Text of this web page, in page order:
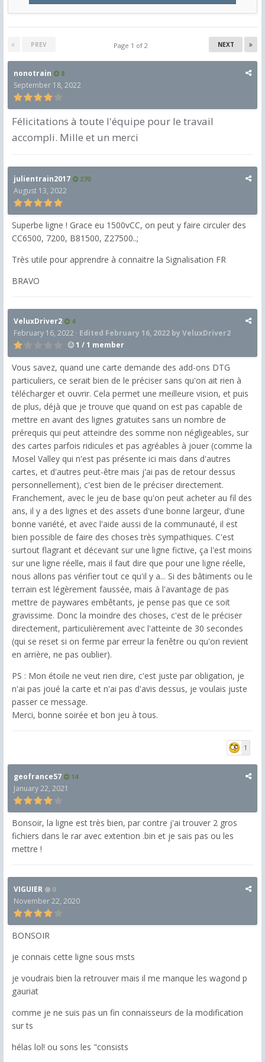
PREV NEXT
Page 1 of 2
nonotrain 8
September 18, 2022
Félicitations à toute l'équipe pour le travail
accompli. Mille et un merci
julientrain2017 270
August 13, 2022
Superbe ligne ! Grace eu 1500vCC, on peut y faire circuler des
CC6500, 7200, B81500, Z27500..;
Très utile pour apprendre à connaitre la Signalisation FR
BRAVO
VeluxDriver2 4
February 16, 2022 · Edited February 16, 2022 by VeluxDriver2
1 / 1 member
Vous savez, quand une carte demande des add-ons DTG
particuliers, ce serait bien de le préciser sans qu'on ait rien à
télécharger et ouvrir. Cela permet une meilleure vision, et puis
de plus, déjà que je trouve que quand on est pas capable de
mettre en avant des lignes gratuites sans un nombre de
prérequis qui peut atteindre des somme non négligeables, sur
des cartes parfois ridicules et pas agréables à jouer (comme la
Mosel Valley qui n'est pas présente ici mais dans d'autres
cartes, et d'autres peut-être mais j'ai pas de retour dessus
personnellement), c'est bien de le préciser directement.
Franchement, avec le jeu de base qu'on peut acheter au fil des
ans, il y a des lignes et des assets d'une bonne largeur, d'une
bonne variété, et avec l'aide aussi de la communauté, il est
bien possible de faire des choses très sympathiques. C'est
surtout flagrant et décevant sur une ligne fictive, ça l'est moins
sur une ligne réelle, mais il faut dire que pour une ligne réelle,
nous allons pas vérifier tout ce qu'il y a... Si des bâtiments ou le
terrain est légèrement faussée, mais à l'avantage de pas
mettre de paywares embêtants, je pense pas que ce soit
gravissime. Donc la moindre des choses, c'est de le préciser
directement, particulièrement avec l'atteinte de 30 secondes
(qui se reset si on ferme par erreur la fenêtre ou qu'on revient
en arrière, ne pas oublier).
PS : Mon étoile ne veut rien dire, c'est juste par obligation, je
n'ai pas joué la carte et n'ai pas d'avis dessus, je voulais juste
passer ce message.
Merci, bonne soirée et bon jeu à tous.
1
geofrance57 14
January 22, 2021
Bonsoir, la ligne est très bien, par contre j'ai trouver 2 gros
fichiers dans le rar avec extention .bin et je sais pas ou les
mettre !
VIGUIER 0
November 22, 2020
BONSOIR
je connais cette ligne sous msts
je voudrais bien la retrouver mais il me manque les wagond p
gauriat
comme je ne suis pas un fin connaisseurs de la modification
sur ts
hélas lol! ou sons les "consists